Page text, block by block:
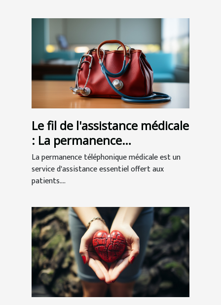
Le fil de l'assistance médicale
: La permanence
téléphonique au service des
patients
La permanence téléphonique médicale est un
service d'assistance essentiel offert aux
patients....